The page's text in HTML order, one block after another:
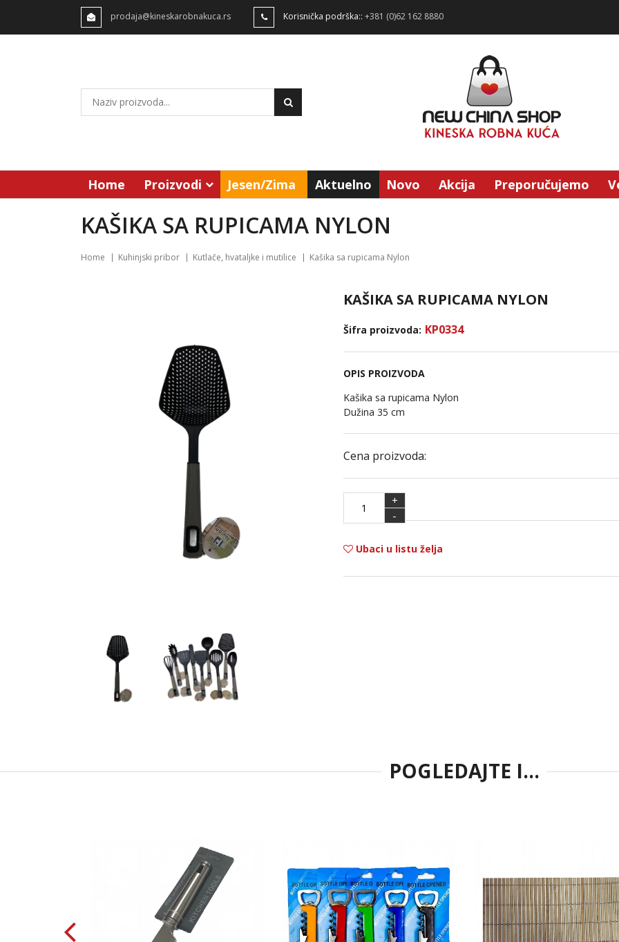
prodaja@kineskarobnakuca.rs Korisnička podrška:: +381 (0)62 162 8880
Home Proizvodi Jesen/Zima Aktuelno Novo Akcija Preporučujemo
KAŠIKA SA RUPICAMA NYLON
Home Kuhinjski pribor Kutlače, hvataljke i mutilice Kašika sa rupicama Nylon
KAŠIKA SA RUPICAMA NYLON
Šifra proizvoda: KP0334
OPIS PROIZVODA
Kašika sa rupicama Nylon
Dužina 35 cm
Cena proizvoda:
+
-
Ubaci u listu želja
POGLEDAJTE I...